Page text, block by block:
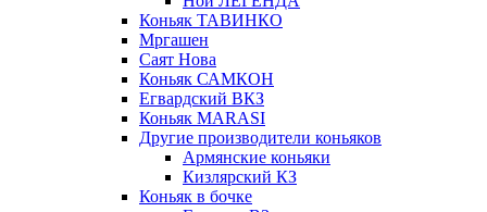
Коньяк ТАВИНКО
Мргашен
Саят Нова
Коньяк САМКОН
Егвардский ВКЗ
Коньяк MARASI
Другие производители коньяков
Армянские коньяки
Кизлярский КЗ
Коньяк в бочке